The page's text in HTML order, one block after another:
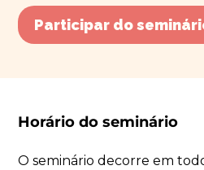
Participar do
Horário do seminário
O seminário decorre em